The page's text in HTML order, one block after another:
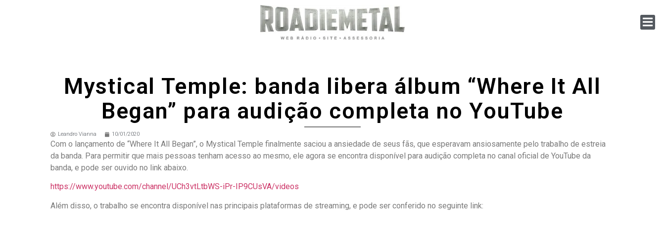
Mystical Temple: banda libera álbum “Where It All
Began” para audição completa no YouTube
Leandro Vianna 10/01/2020
Com o lançamento de “Where It All Began”, o Mystical Temple finalmente saciou a ansiedade de seus fãs, que esperavam ansiosamente pelo trabalho de estreia
da banda. Para permitir que mais pessoas tenham acesso ao mesmo, ele agora se encontra disponível para audição completa no canal oficial de YouTube da
banda, e pode ser ouvido no link abaixo.
https://www.youtube.com/channel/UCh3vtLtbWS-iPr-IP9CUsVA/videos
Além disso, o trabalho se encontra disponível nas principais plataformas de streaming, e pode ser conferido no seguinte link: